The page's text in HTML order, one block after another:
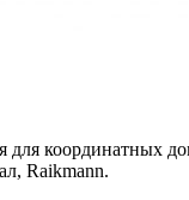
для координатных
Raikmann.